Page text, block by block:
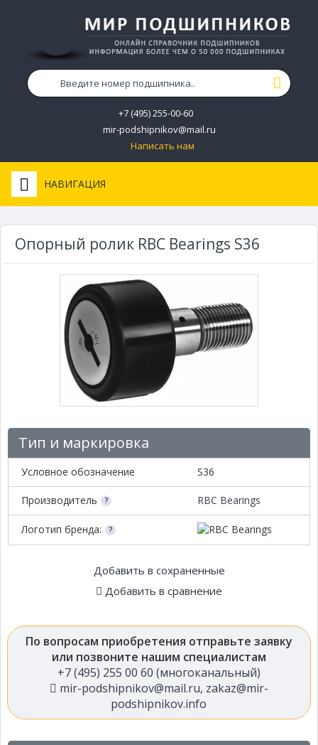
+7 (495) 255-00-60
mir-podshipnikov@mail.ru
Написать нам
НАВИГАЦИЯ
Опорный ролик RBC Bearings S36
Тип и маркировка
Условное обозначение S36
Производитель RBC Bearings
Логотип бренда:
Добавить в сохраненные
Добавить в сравнение
По вопросам приобретения отправьте заявку
или позвоните нашим специалистам
+7 (495) 255 00 60 (многоканальный)
mir-podshipnikov@mail.ru, zakaz@mir-
podshipnikov.info